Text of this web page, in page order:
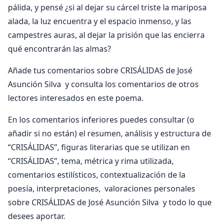
pálida, y pensé ¿si al dejar su cárcel triste la mariposa
alada, la luz encuentra y el espacio inmenso, y las
campestres auras, al dejar la prisión que las encierra
qué encontrarán las almas?
Añade tus comentarios sobre CRISÁLIDAS de José
Asunción Silva y consulta los comentarios de otros
lectores interesados en este poema.
En los comentarios inferiores puedes consultar (o
añadir si no están) el resumen, análisis y estructura de
“CRISÁLIDAS”, figuras literarias que se utilizan en
“CRISÁLIDAS”, tema, métrica y rima utilizada,
comentarios estilísticos, contextualización de la
poesía, interpretaciones, valoraciones personales
sobre CRISÁLIDAS de José Asunción Silva y todo lo que
desees aportar.